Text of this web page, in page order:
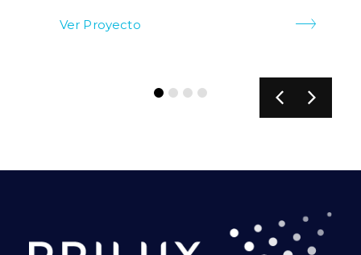
Ver Proyecto